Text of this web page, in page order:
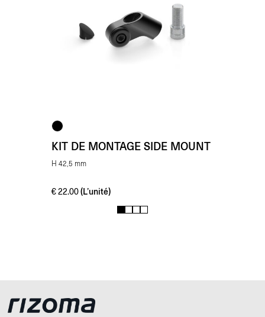
KIT DE MONTAGE SIDE MOUNT
H 42,5 mm
€22.00 (L’unité)
1 2 3 4